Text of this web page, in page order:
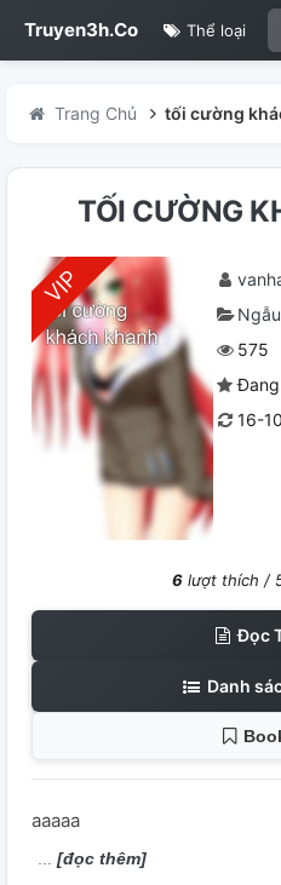
Truyen3h.Co Thể loại
Trang Chủ tối cường
TỐI CƯỜNG
575
16-
6 lượt thích /
Đọc
Danh
aaaaa
[đọc thêm]